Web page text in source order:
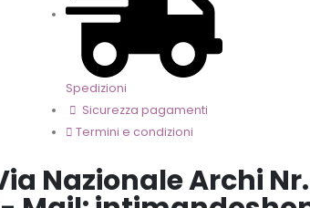
Spedizioni
Sicurezza pagamenti
Termini e condizioni
Nazionale Archi